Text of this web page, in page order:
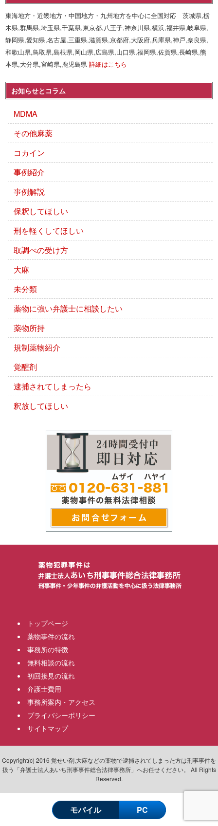
東海地方・近畿地方・中国地方・九州地方を中心に全国対応 茨城県,栃
木県,群馬県,埼玉県,千葉県,東京都,八王子,神奈川県,横浜,福井県,岐阜県,
静岡県,愛知県,名古屋,三重県,滋賀県,京都府,大阪府,兵庫県,神戸,奈良県,
和歌山県,鳥取県,島根県,岡山県,広島県,山口県,福岡県,佐賀県,長崎県,熊
本県,大分県,宮崎県,鹿児島県詳細はこちら
お知らせとコラム
MDMA
その他麻薬
コカイン
事例紹介
事例解説
保釈してほしい
刑を軽くしてほしい
取調べの受け方
大麻
未分類
薬物に強い弁護士に相談したい
薬物所持
規制薬物紹介
覚醒剤
逮捕されてしまったら
釈放してほしい
トップページ
薬物事件の流れ
事務所の特徴
無料相談の流れ
初回接見の流れ
弁護士費用
事務所案内・アクセス
プライバシーポリシー
サイトマップ
Copyright(c) 2016 覚せい剤,大麻などの薬物で逮捕されてしまった方は刑事事件を
扱う「弁護士法人あいち刑事事件総合法律事務所」へお任せください。 All Rights
Reserved.
モバイル PC